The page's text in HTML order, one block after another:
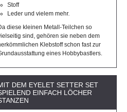
Stoff
Leder und vielem mehr.
diese kleinen Metall-Teilchen so
sind, gehören sie neben dem
Klebstoff schon fast zur
eines Hobbybastlers.
DEM EYELET SETTER SET
EINFACH LÖCHER